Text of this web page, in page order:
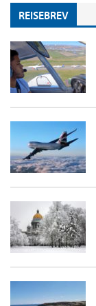
REISEBREV